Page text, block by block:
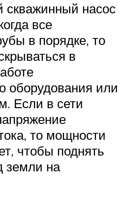
скважинный насос
все
в порядке, то
в
оборудования или
Если в сети
то мощности
чтобы поднять
земли на